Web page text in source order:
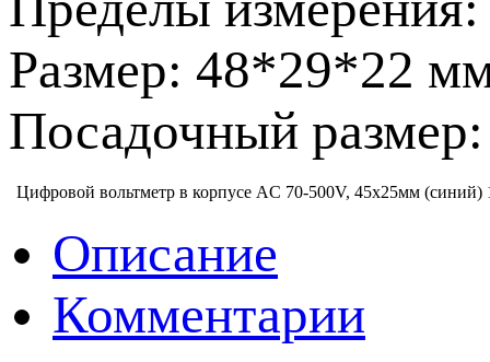
Размер: 48*29*22
Посадочный
Цифровой вольтметр в корпусе AC 70-500V, 45х25мм (синий)
Описание
Комментарии